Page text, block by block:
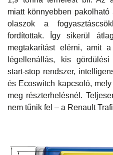
miatt könnyebben
olaszok a
fordítottak. Így sikerül
megtakarítást elérni, amit
légellenállás, kis
start-stop rendszer,
és Ecoswitch kapcsoló,
meg részterhelésnél.
nem tűnik fel – a Renault